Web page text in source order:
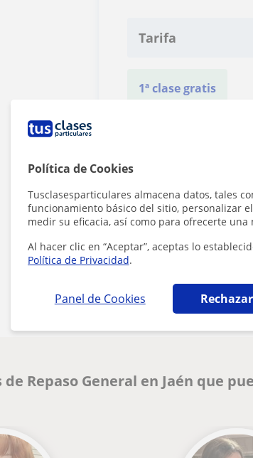
Política de Cookies
Tusclasesparticulares almacena datos, tales
funcionamiento básico del sitio, personalizar
medir su eficacia, así como para ofrecerte una
Al hacer clic en “Aceptar”, aceptas lo
Política de Privacidad.
Panel de Cookies Rechazar
Tarifa
1ª clase gratis
Repaso General en Jaén que